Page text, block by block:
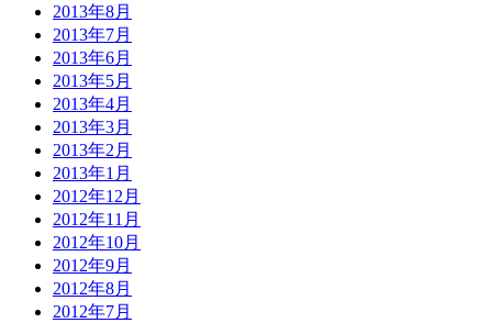
2013年8月
2013年7月
2013年6月
2013年5月
2013年4月
2013年3月
2013年2月
2013年1月
2012年12月
2012年11月
2012年10月
2012年9月
2012年8月
2012年7月